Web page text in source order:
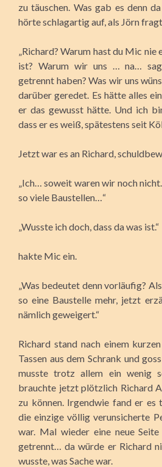
zu täuschen. Was gab es denn
hörte schlagartig auf, als Jörn
„Richard? Warum hast du Mic nie
ist? Warum wir uns … na…
getrennt haben? Was wir uns
darüber geredet. Es hätte alles
er das gewusst hätte. Und ich
dass er es weiß, spätestens seit
Jetzt war es an Richard,
„Ich… soweit waren wir noch
so viele Baustellen…“
„Wusste ich doch, dass da was ist.“
hakte Mic ein.
„Was bedeutet denn vorläufig?
so eine Baustelle mehr, jetzt
nämlich geweigert.“
Richard stand nach einem
Tassen aus dem Schrank und
musste trotz allem ein wenig
brauchte jetzt plötzlich Richard
zu können. Irgendwie fand er es
die einzige völlig verunsicherte
war. Mal wieder eine neue
getrennt… da würde er Richard
wusste, was Sache war.